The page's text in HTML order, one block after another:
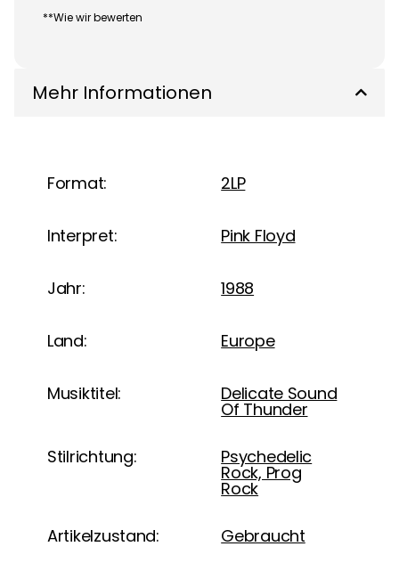
**Wie wir bewerten
Mehr Informationen
Format: 2LP
Interpret: Pink Floyd
Jahr: 1988
Land: Europe
Musiktitel: Delicate Sound
Of Thunder
Stilrichtung: Psychedelic
Rock, Prog
Rock
Artikelzustand: Gebraucht